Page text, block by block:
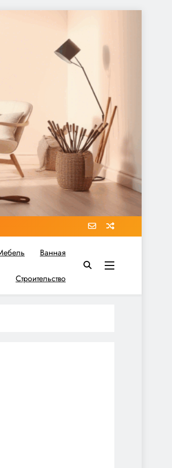
для реализации своих идей!
Ванная
Строительство